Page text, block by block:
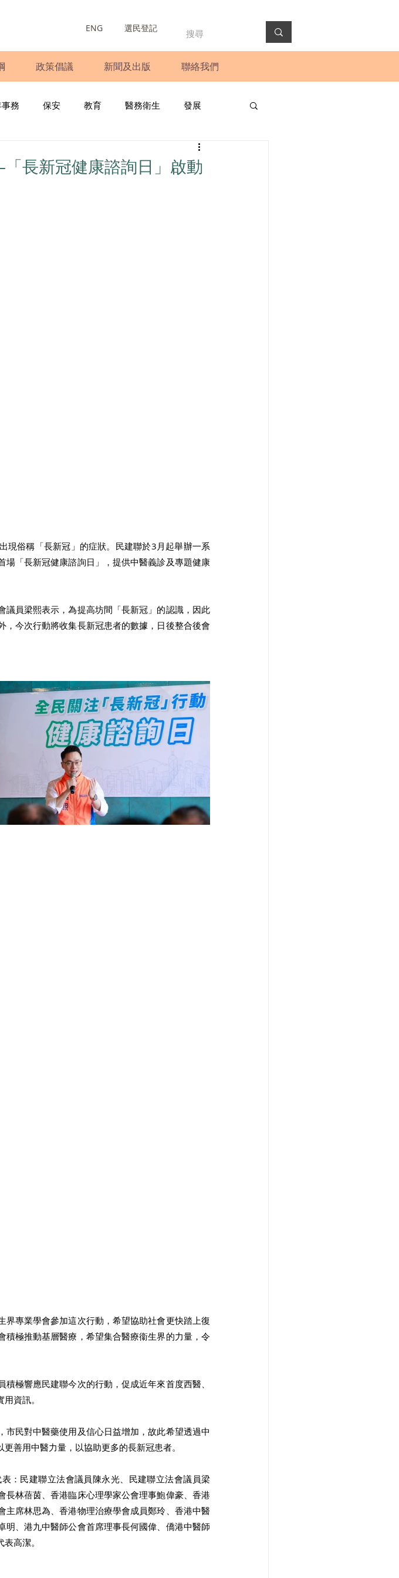
ENG 選民登記
政策倡議 新聞及出版 聯絡我們
務 保安 教育 醫務衛生 發展
圓桌會議
長新冠健康諮詢日」啟動
現俗稱「長新冠」的症狀。民建聯於3月起舉辦一系
「長新冠健康諮詢日」，提供中醫義診及專題健康
員梁熙表示，為提高坊間「長新冠」的認識，因此
今次行動將收集長新冠患者的數據，日後整合後會
專業學會參加這次行動，希望協助社會更快踏上復
極推動基層醫療，希望集合醫療衞生界的力量，令
極響應民建聯今次的行動，促成近年來首度西醫、
資訊。
民對中醫藥使用及信心日益增加，故此希望透過中
善用中醫力量，以協助更多的長新冠患者。
：民建聯立法會議員陳永光、民建聯立法會議員梁
林蓓茵、香港臨床心理學家公會理事鮑偉豪、香港
席林思為、香港物理治療學會成員鄭玲、香港中醫
、港九中醫師公會首席理事長何國偉、僑港中醫師
高潔。